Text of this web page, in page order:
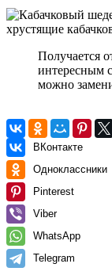
Получается
интересным
можно
ВКонтакте
Одноклассники
Pinterest
Viber
WhatsApp
Telegram